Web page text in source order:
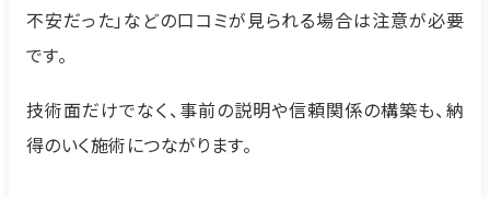
不安だった」などの口コミが見られる場合は注意が必要
です。
技術面だけでなく、事前の説明や信頼関係の構築も、納
得のいく施術につながります。